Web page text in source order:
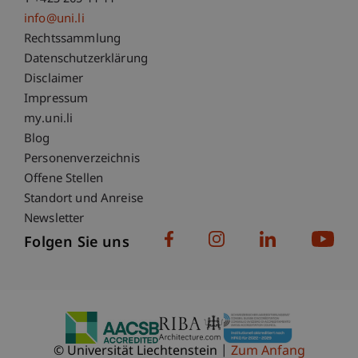
info@uni.li
Fußzeile Rechtliche Hinweise
Rechtssammlung
Datenschutzerklärung
Disclaimer
Impressum
Fußzeile Subdomain-Verzeichnis
my.uni.li
Blog
Personenverzeichnis
Offene Stellen
Standort und Anreise
Newsletter
Folgen Sie uns
© Universität Liechtenstein Zum Anfang